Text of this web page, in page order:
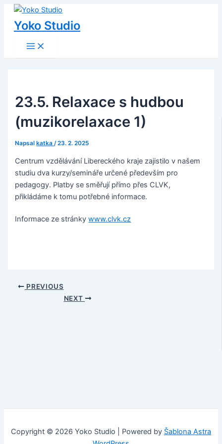
Přeskočit
obsah
Yoko Studio
Menu
23.5. Relaxace s hudbou
(muzikorelaxace 1)
Napsal katka/23. 2. 2025
Centrum vzdělávání Libereckého kraje zajistilo v našem
studiu dva kurzy/semináře určené především pro
pedagogy. Platby se směřují přímo přes CLVK,
přikládáme k tomu potřebné informace.
Informace ze stránkywww.clvk.cz
Post
PREVIOUS
NEXT
Copyright © 2026 Yoko Studio | Powered by Šablona Astra